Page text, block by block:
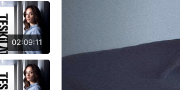
02:09:11